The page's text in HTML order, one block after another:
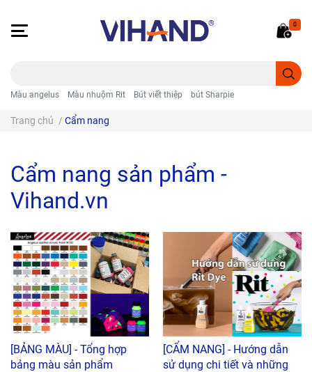
Màu angelus Màu nhuộm Rit Bút viết thiệp bút Sharpie
0
Trang chủ / Cẩm nang
Cẩm nang sản phẩm -
Vihand.vn
[BẢNG MÀU] - Tổng hợp
bảng màu sản phẩm
[CẨM NANG] - Hướng dẫn
sử dụng chi tiết và những